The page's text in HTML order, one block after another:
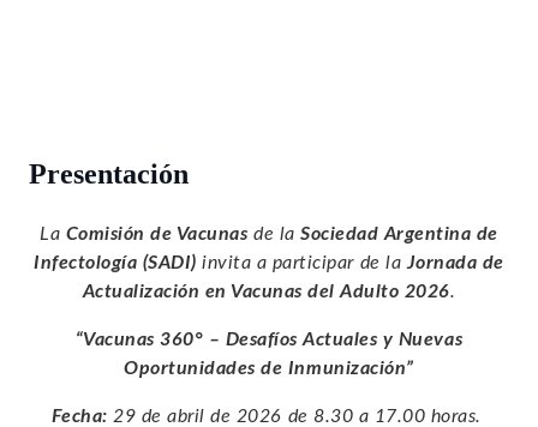
Presentación
La Comisión de Vacunas de laSociedad Argentina de
Infectología (SADI) invita a participar de la Jornada de
Actualización en Vacunas del Adulto 2026.
“Vacunas 360° – Desafíos Actuales y Nuevas
Oportunidades de Inmunización”
Fecha: 29 de abril de 2026 de 8.30 a 17.00 horas.